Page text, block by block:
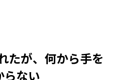
たが、何から手を
らない